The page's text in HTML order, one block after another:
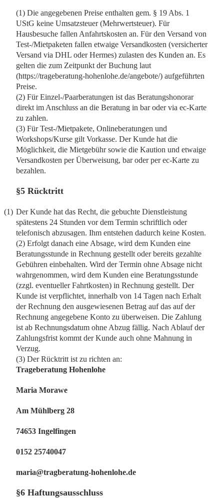
(1) Die angegebenen Preise enthalten gem. § 19 Abs. 1
UStG keine Umsatzsteuer (Mehrwertsteuer). Für
Hausbesuche fallen Anfahrtskosten an. Für den Versand von
Test-/Mietpaketen fallen etwaige Versandkosten (versicherter
Versand via DHL oder Hermes) zulasten des Kunden an. Es
gelten die zum Zeitpunkt der Buchung laut
(https://trageberatung-hohenlohe.de/angebote/) aufgeführten
Preise.
(2) Für Einzel-/Paarberatungen ist das Beratungshonorar
direkt im Anschluss an die Beratung in bar oder via ec-Karte
zu zahlen.
(3) Für Test-/Mietpakete, Onlineberatungen und
Workshops/Kurse gilt Vorkasse. Der Kunde hat die
Möglichkeit, die Mietgebühr sowie die Kaution und etwaige
Versandkosten per Überweisung, bar oder per ec-Karte zu
bezahlen.
§5 Rücktritt
(1) Der Kunde hat das Recht, die gebuchte Dienstleistung
spätestens 24 Stunden vor dem Termin schriftlich oder
telefonisch abzusagen. Ihm entstehen dadurch keine Kosten.
(2) Erfolgt danach eine Absage, wird dem Kunden eine
Beratungsstunde in Rechnung gestellt oder bereits gezahlte
Gebühren einbehalten. Wird der Termin ohne Absage nicht
wahrgenommen, wird dem Kunden eine Beratungsstunde
(zzgl. eventueller Fahrtkosten) in Rechnung gestellt. Der
Kunde ist verpflichtet, innerhalb von 14 Tagen nach Erhalt
der Rechnung den ausgewiesenen Betrag auf das auf der
Rechnung angegebene Konto zu überweisen. Die Zahlung
ist ab Rechnungsdatum ohne Abzug fällig. Nach Ablauf der
Zahlungsfrist kommt der Kunde auch ohne Mahnung in
Verzug.
(3) Der Rücktritt ist zu richten an:
Trageberatung Hohenlohe
Maria Morawe
Am Mühlberg 28
74653 Ingelfingen
0152 25740047
maria@tragberatung-hohenlohe.de
§6 Haftungsausschluss